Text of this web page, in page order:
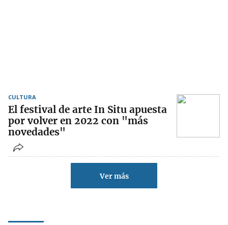
CULTURA
El festival de arte In Situ apuesta
por volver en 2022 con "más
novedades"
Ver más